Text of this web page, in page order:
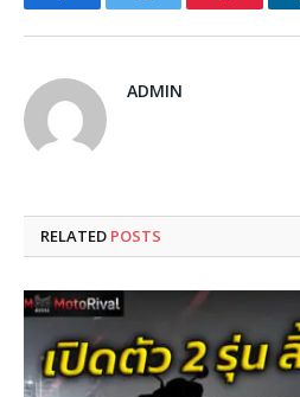
FacebookTwitter Pinterest
ADMIN
RELATED POSTS